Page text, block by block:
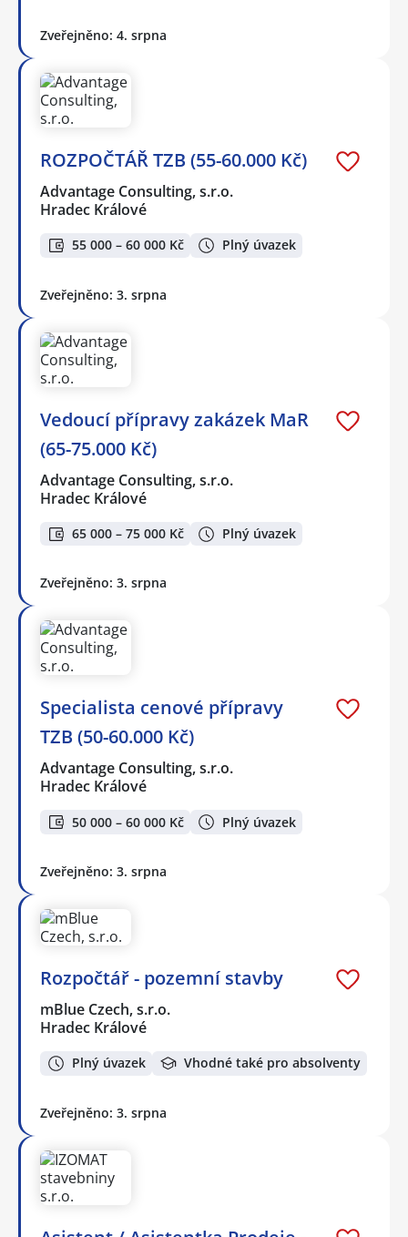
Zveřejněno: 4. srpna
ROZPOČTÁŘ TZB (55-60.000 Kč)
Advantage Consulting, s.r.o.
Hradec Králové
55 000 – 60 000 Kč Plný úvazek
Zveřejněno: 3. srpna
Vedoucí přípravy zakázek MaR
(65-75.000 Kč)
Advantage Consulting, s.r.o.
Hradec Králové
65 000 – 75 000 Kč Plný úvazek
Zveřejněno: 3. srpna
Specialista cenové přípravy
TZB (50-60.000 Kč)
Advantage Consulting, s.r.o.
Hradec Králové
50 000 – 60 000 Kč Plný úvazek
Zveřejněno: 3. srpna
Rozpočtář - pozemní stavby
mBlue Czech, s.r.o.
Hradec Králové
Plný úvazek Vhodné také pro absolventy
Zveřejněno: 3. srpna